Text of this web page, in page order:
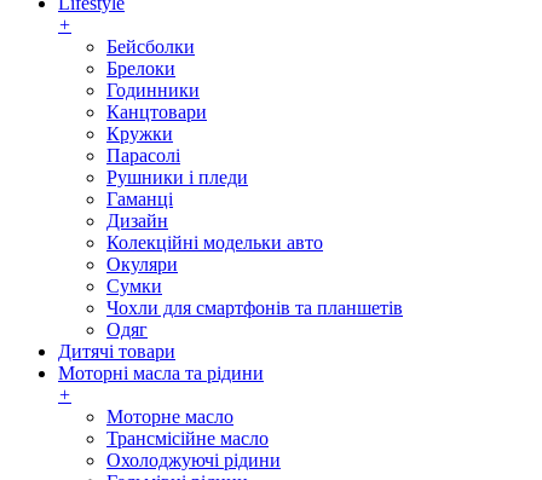
+
Бейсболки
Брелоки
Годинники
Канцтовари
Кружки
Парасолі
Рушники і пледи
Гаманці
Дизайн
Колекційні модельки авто
Окуляри
Сумки
Чохли для смартфонів та планшетів
Одяг
Дитячі товари
Моторні масла та рідини
+
Моторне масло
Трансмісійне масло
Охолоджуючі рідини